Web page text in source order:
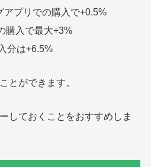
アプリでの購入で+0.5%
購入で最大+3%
分は+6.5%
とができます。
しておくことをおすすめしま